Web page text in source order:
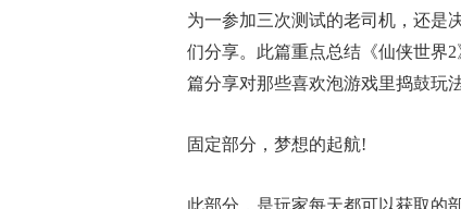
为一参加三次测试的老司机，还是
们分享。此篇重点总结《仙侠世界
篇分享对那些喜欢泡游戏里捣鼓玩
固定部分，梦想的起航!
此部分，是玩家每天都可以获取的